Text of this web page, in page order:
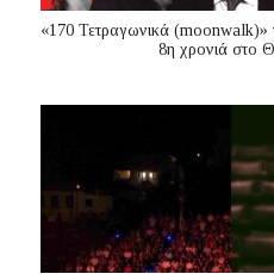
«170 Τετραγωνικά (moonwalk)»
8η χρονιά στο